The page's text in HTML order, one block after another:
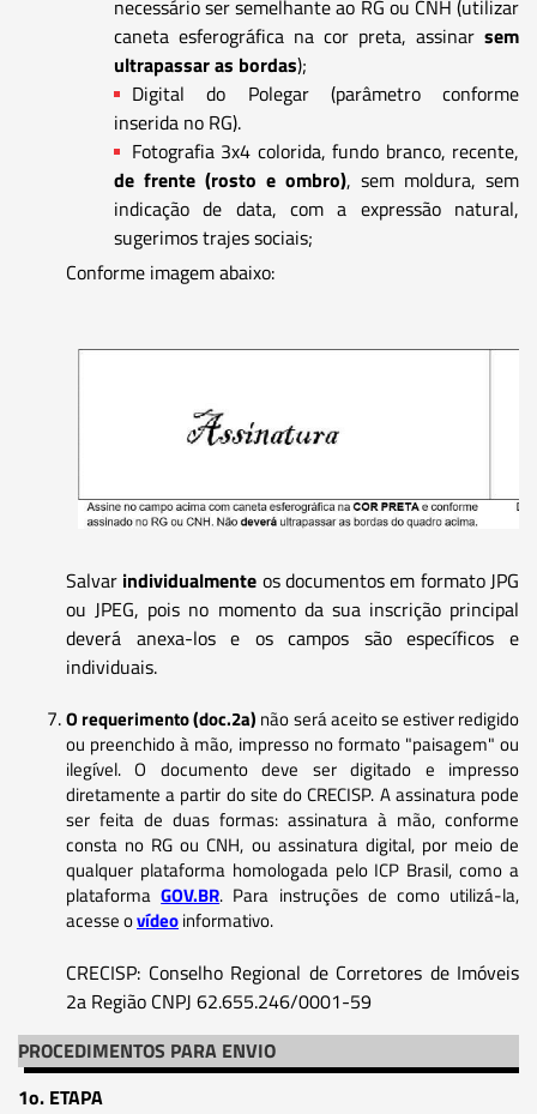
necessário ser semelhante ao RG ou CNH (utilizar
caneta esferográfica na cor preta, assinar sem
ultrapassar as bordas);
Digital do Polegar (parâmetro conforme
inserida no RG).
Fotografia 3x4 colorida, fundo branco, recente,
de frente (rosto e ombro), sem moldura, sem
indicação de data, com a expressão natural,
sugerimos trajes sociais;
Conforme imagem abaixo:
Salvar individualmente os documentos em formato JPG
ou JPEG, pois no momento da sua inscrição principal
deverá anexa-los e os campos são específicos e
individuais.
O requerimento (doc.2a) não será aceito se estiver redigido
ou preenchido à mão, impresso no formato "paisagem" ou
ilegível. O documento deve ser digitado e impresso
diretamente a partir do site do CRECISP. A assinatura pode
ser feita de duas formas: assinatura à mão, conforme
consta no RG ou CNH, ou assinatura digital, por meio de
qualquer plataforma homologada pelo ICP Brasil, como a
plataformaGOV.BR. Para instruções de como utilizá-la,
acesse ovídeoinformativo.
CRECISP: Conselho Regional de Corretores de Imóveis
2a Região CNPJ 62.655.246/0001-59
PROCEDIMENTOS PARA ENVIO
1o. ETAPA